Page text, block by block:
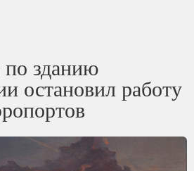
зданию
остановил работу